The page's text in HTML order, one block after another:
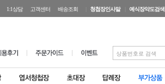
1:1상담 고객센터 배송조회 청첩장인사말 예식장약도검색
상품번호로 검색